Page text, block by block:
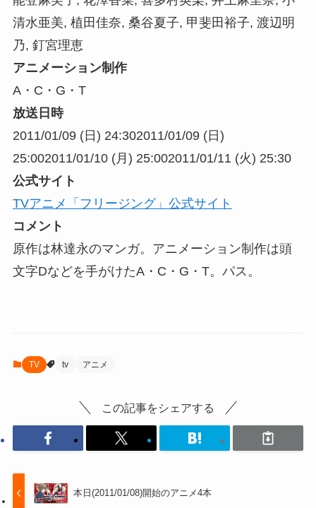
清水亜美, 植田佳奈, 桑谷夏子, 甲斐田裕子, 渡辺明
乃, 釘宮理恵
アニメーション制作
A・C・G・T
放送日時
2011/01/09 (日) 24:302011/01/09 (日)
25:002011/01/10 (月) 25:002011/01/11 (火) 25:30
公式サイト
TVアニメ「フリージング」公式サイト
コメント
原作は林達永のマンガ。アニメーション制作は頭
文字Dなどを手がけたA・C・G・T。パス。
TV tv アニメ
この記事をシェアする
本日(2011/01/08)開始のアニメ4本